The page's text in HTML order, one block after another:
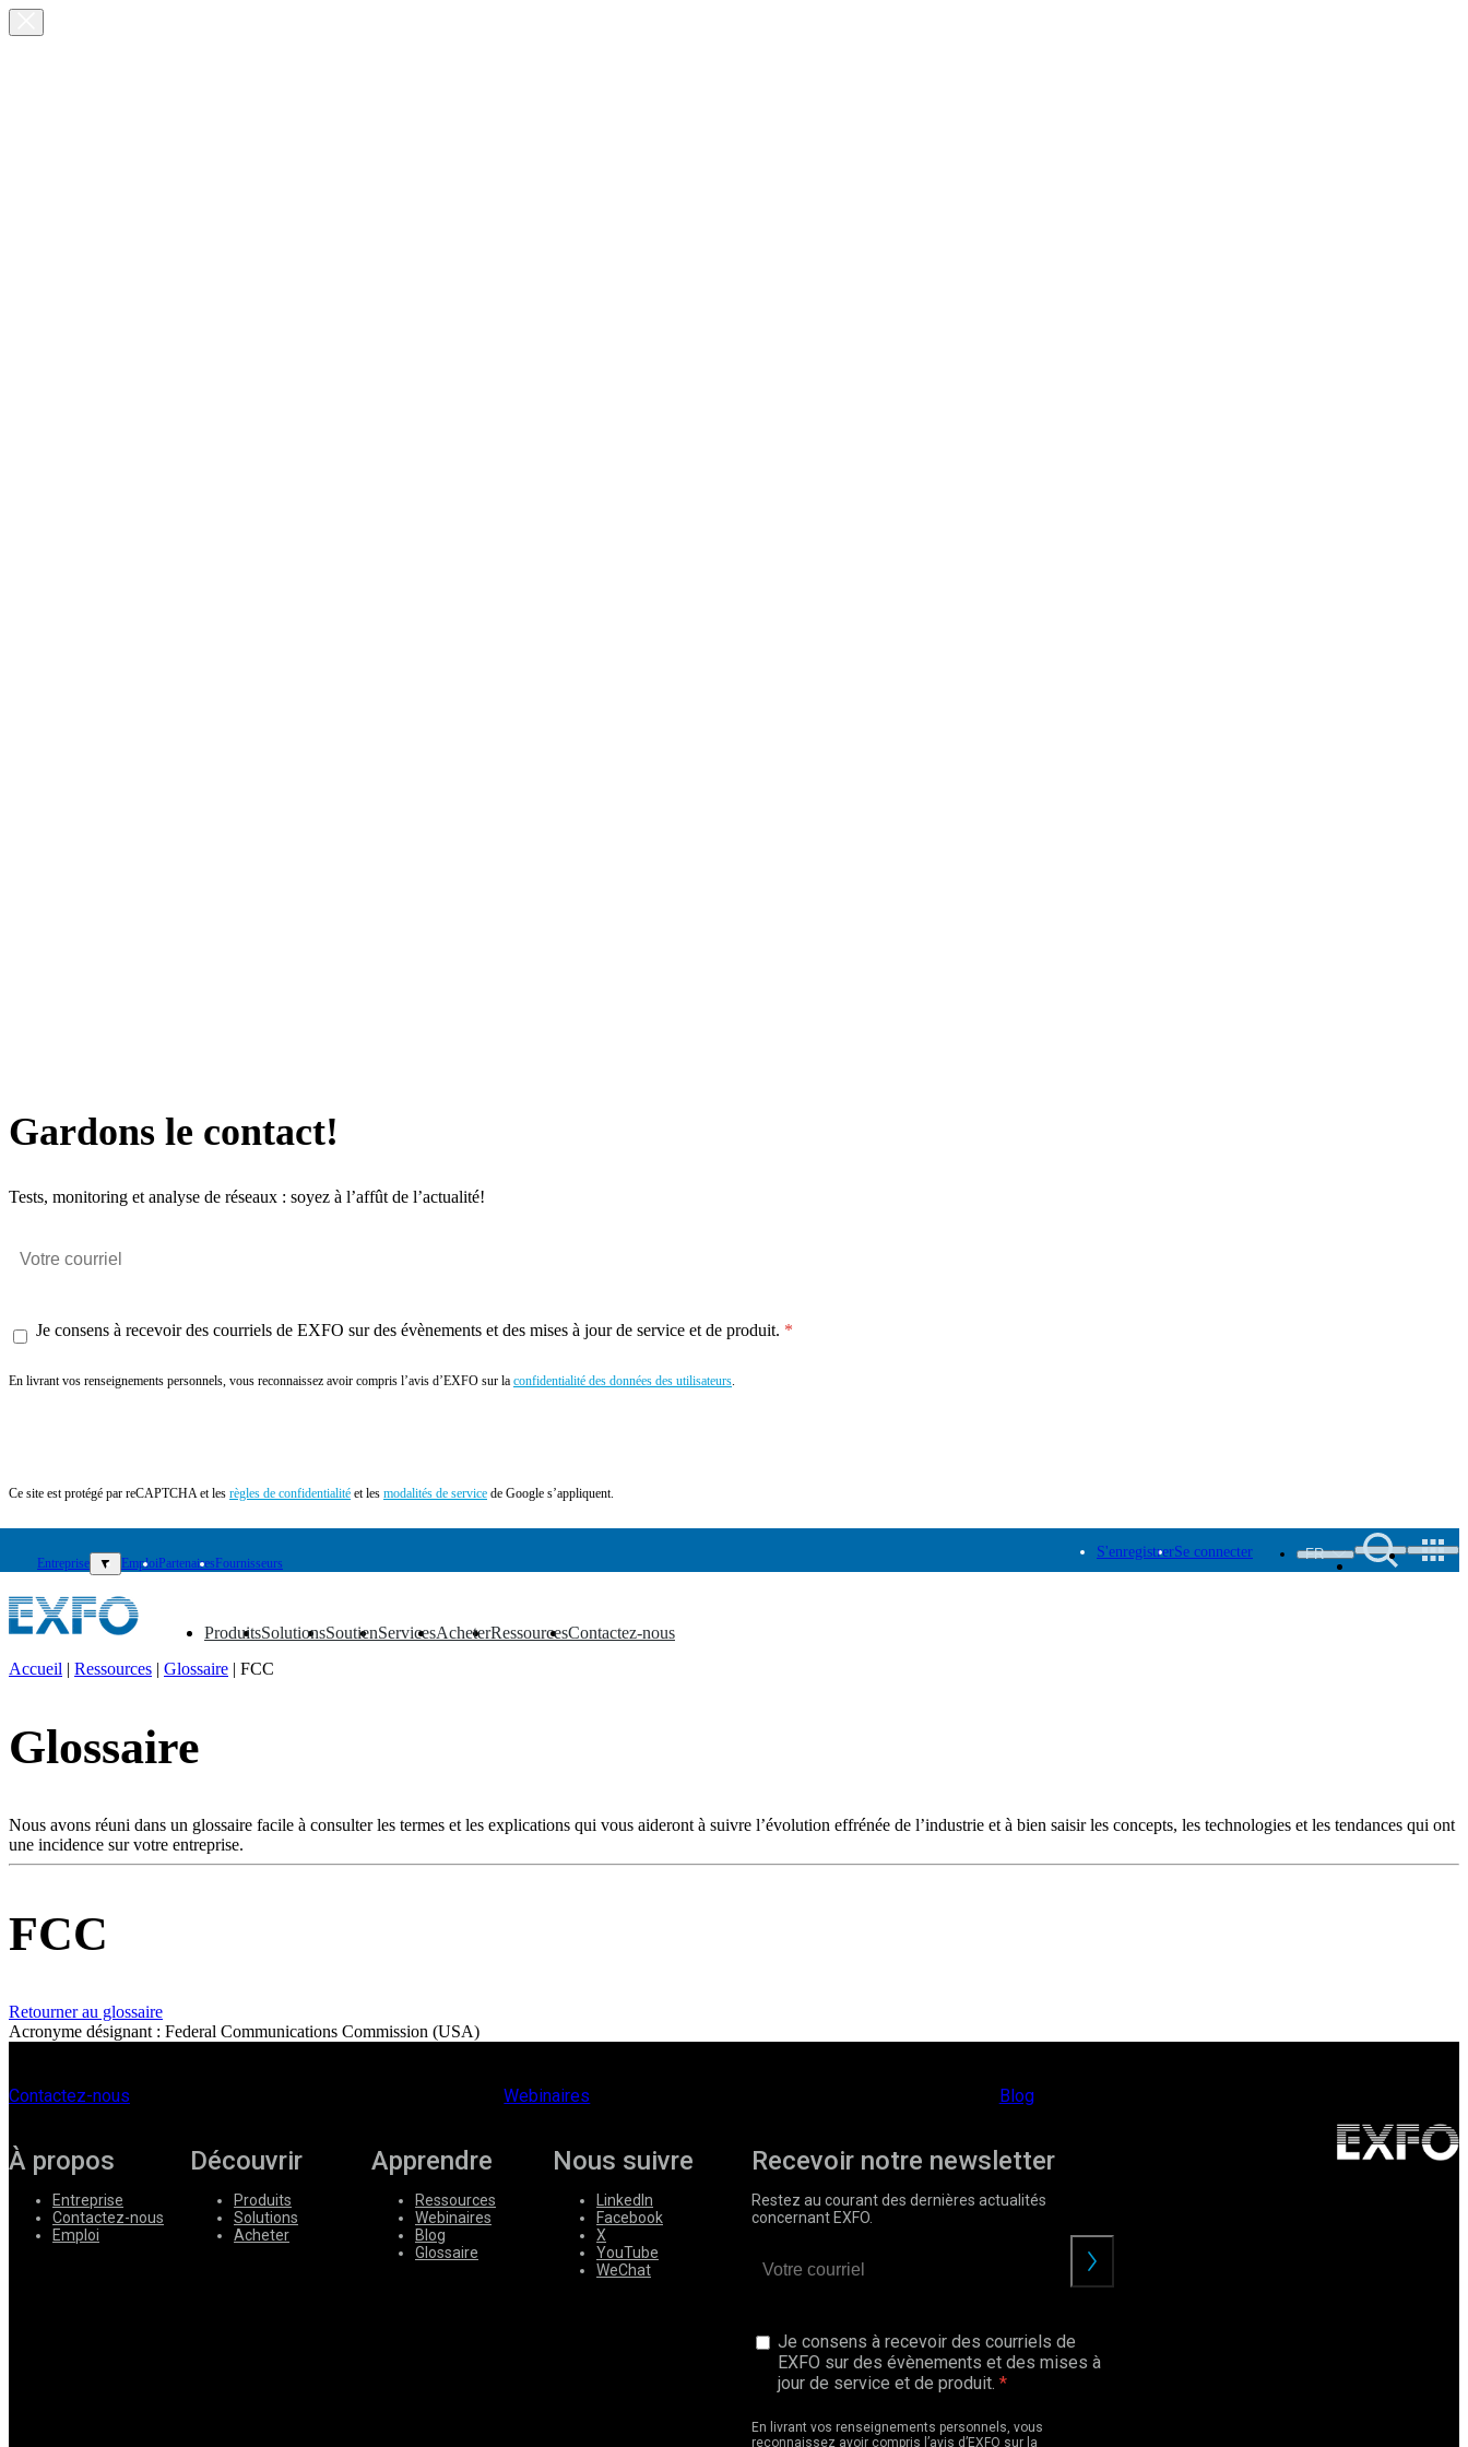
Gardons le contact!
Tests, monitoring et analyse de réseaux : soyez à l’affût de l’actualité!
Je consens à recevoir des courriels de EXFO sur des évènements et des mises à jour de service et de produit.
En livrant vos renseignements personnels, vous reconnaissez avoir compris l’avis d’EXFO sur la confidentialité des données des utilisateurs.
Ce site est protégé par reCAPTCHA et les règles de confidentialité et les modalités de service de Google s’appliquent.
Entreprise ▼ EmploiPartenairesFournisseurs
S'enregistrerSe connecter FR
Produits
▼ Solutions
▼ Soutien
▼ Services
▼ Acheter
▼ Ressources
▼ Contactez-nous
▼
Produits
Solutions
Acheter
Ressources
S'enregistrer
connecter
Entreprise
Emploi
Accueil | Ressources | Glossaire | FCC
Glossaire
Nous avons réuni dans un glossaire facile à consulter les termes et les explications qui vous aideront à suivre l’évolution effrénée de l’industrie et à bien saisir les concepts, les technologies et les tendances qui ont
une incidence sur votre entreprise.
FCC
Retourner au glossaire
Acronyme désignant : Federal Communications Commission (USA)
Contactez-nous Webinaires Blog
À propos
Entreprise
Contactez-nous
Emploi
Découvrir
Produits
Solutions
Acheter
Apprendre
Ressources
Webinaires
Blog
Glossaire
Nous suivre
LinkedIn
Facebook
X
YouTube
WeChat
Recevoir notre newsletter
Restez au courant des dernières actualités
concernant EXFO.
Je consens à recevoir des courriels de
EXFO sur des évènements et des mises à
jour de service et de produit.
En livrant vos renseignements personnels, vous
reconnaissez avoir compris l’avis d’EXFO sur la